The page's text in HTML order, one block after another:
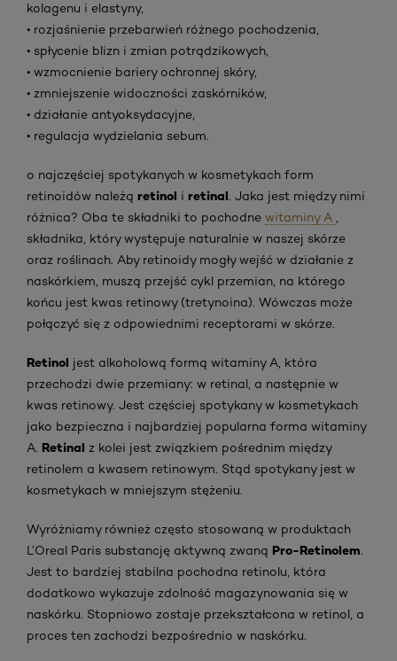
kolagenu i elastyny,
• rozjaśnienie przebarwień różnego pochodzenia,
• spłycenie blizn i zmian potrądzikowych,
• wzmocnienie bariery ochronnej skóry,
• zmniejszenie widoczności zaskórników,
• działanie antyoksydacyjne,
• regulacja wydzielania sebum.
o najczęściej spotykanych w kosmetykach form
retinoidów należą retinol i retinal. Jaka jest między nimi
różnica? Oba te składniki to pochodne witaminy A
składnika, który występuje naturalnie w naszej skórze
oraz roślinach. Aby retinoidy mogły wejść w działanie z
naskórkiem, muszą przejść cykl przemian, na którego
końcu jest kwas retinowy (tretynoina). Wówczas może
połączyć się z odpowiednimi receptorami w skórze.
Retinol jest alkoholową formą witaminy A, która
przechodzi dwie przemiany: w retinal, a następnie w
kwas retinowy. Jest częściej spotykany w kosmetykach
jako bezpieczna i najbardziej popularna forma witaminy
A. Retinal z kolei jest związkiem pośrednim między
retinolem a kwasem retinowym. Stąd spotykany jest w
kosmetykach w mniejszym stężeniu.
Wyróżniamy również często stosowaną w produktach
L’Oreal Paris substancję aktywną zwaną Pro-Retinolem.
Jest to bardziej stabilna pochodna retinolu, która
dodatkowo wykazuje zdolność magazynowania się w
naskórku. Stopniowo zostaje przekształcona w retinol, a
proces ten zachodzi bezpośrednio w naskórku.